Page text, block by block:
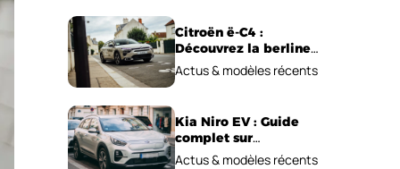
Citroën ë-C4 :
Découvrez la berline
électrique
emblématique!
Actus & modèles récents
Kia Niro EV : Guide
complet sur
l’autonomie et le prix !
Actus & modèles récents